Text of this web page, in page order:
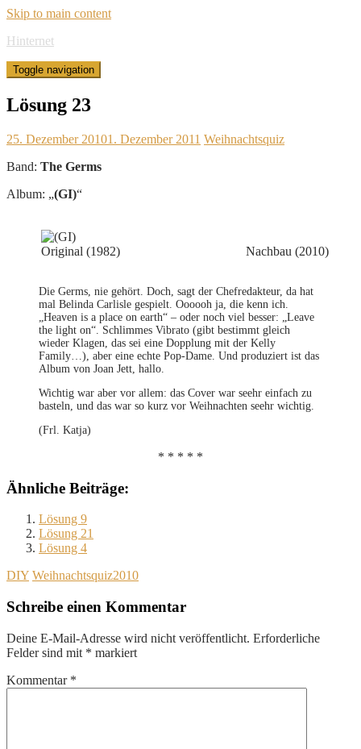
Skip to main content
Hinternet
Toggle navigation
Lösung 23
25. Dezember 20101. Dezember 2011 Weihnachtsquiz
Band: The Germs
Album: „(GI)“
Original (1982) Nachbau (2010)
Die Germs, nie gehört. Doch, sagt der Chefredakteur, da hat
mal Belinda Carlisle gespielt. Oooooh ja, die kenn ich.
„Heaven is a place on earth“ – oder noch viel besser: „Leave
the light on“. Schlimmes Vibrato (gibt bestimmt gleich
wieder Klagen, das sei eine Dopplung mit der Kelly
Family…), aber eine echte Pop-Dame. Und produziert ist das
Album von Joan Jett, hallo.
Wichtig war aber vor allem: das Cover war seehr einfach zu
basteln, und das war so kurz vor Weihnachten seehr wichtig.
(Frl. Katja)
* * * * *
Ähnliche Beiträge:
Lösung 9
Lösung 21
Lösung 4
DIY Weihnachtsquiz2010
Schreibe einen Kommentar
Deine E-Mail-Adresse wird nicht veröffentlicht. Erforderliche
Felder sind mit * markiert
Kommentar *